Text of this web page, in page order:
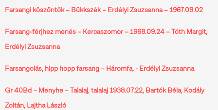
Farsangi köszöntők – Bükkszék – Erdélyi Zsuzsanna – 1967.09.02
Farsang-férjhez menés – Kercaszomor – 1968.09.24 – Tóth Margit,
Erdélyi Zsuzsanna
Farsangolás, hipp hopp farsang – Háromfa, - Erdélyi Zsuzsanna
Gr 40Bd – Menyhe – Talalaj, talalaj 1938.07.22, Bartók Béla, Kodály
Zoltán, Lajtha László